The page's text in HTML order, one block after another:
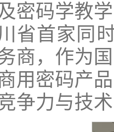
密码学教
省首家同
商，作为
用密码产
争力与技